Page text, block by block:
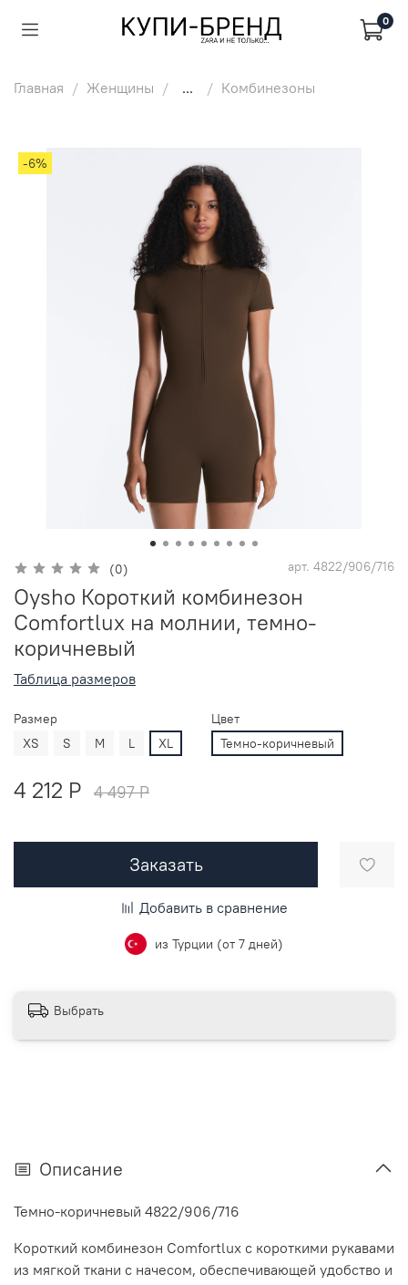
0
Главная Женщины ... Комбинезоны
-6%
(0) арт. 4822/906/716
Oysho Короткий комбинезон
Comfortlux на молнии, темно-
коричневый
Таблица размеров
Размер
XS
S M L XL
Цвет
Темно-коричневый
4 212 P 4 497 P
Заказать
Добавить в сравнение
из Турции (от 7 дней)
Выбрать
Описание
Темно-коричневый 4822/906/716
Короткий комбинезон Comfortlux с короткими рукавами
из мягкой ткани с начесом, обеспечивающей удобство и